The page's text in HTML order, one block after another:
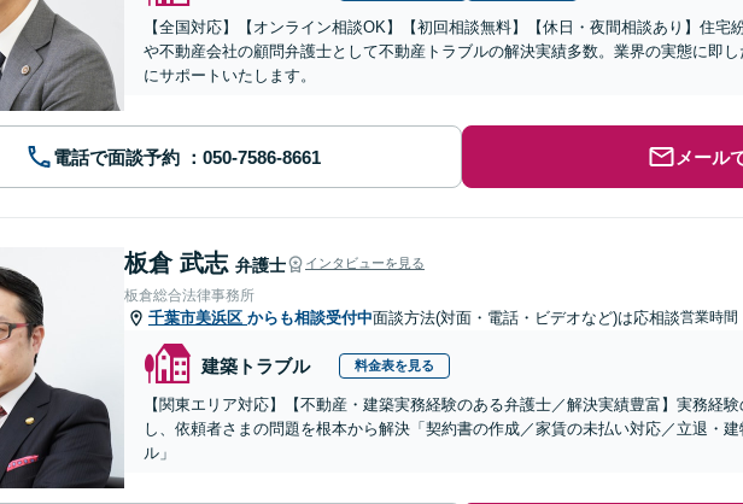
【全国対応】【オンライン相談OK】【初回相談無料】【休日・夜間相談あり】住宅
や不動産会社の顧問弁護士として不動産トラブルの解決実績多数。業界の実態に即
にサポートいたします。
電話で面談予約 メール
板倉 武志 弁護士 インタビューを見る
板倉総合法律事務所
千葉市美浜区 からも相談受付中面談方法(対面・電話・ビデオなど)は応相談営業時間
建築トラブル 料金表を見る
【関東エリア対応】【不動産・建築実務経験のある弁護士／解決実績豊富】実務経
し、依頼者さまの問題を根本から解決「契約書の作成／家賃の未払い対応／立退・
ル」